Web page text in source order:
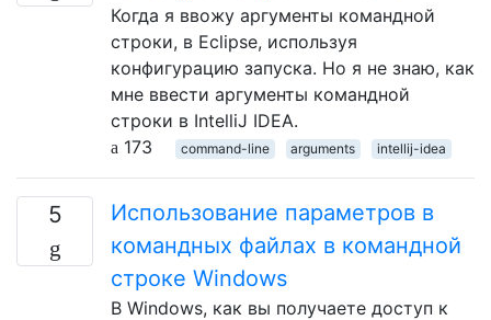
Когда я ввожу аргументы командной
строки, в Eclipse, используя
конфигурацию запуска. Но я не знаю, как
мне ввести аргументы командной
строки в IntelliJ IDEA.
173
command-line arguments intellij-idea
5
Использование параметров в
командных файлах в командной
строке Windows
В Windows, как вы получаете доступ к